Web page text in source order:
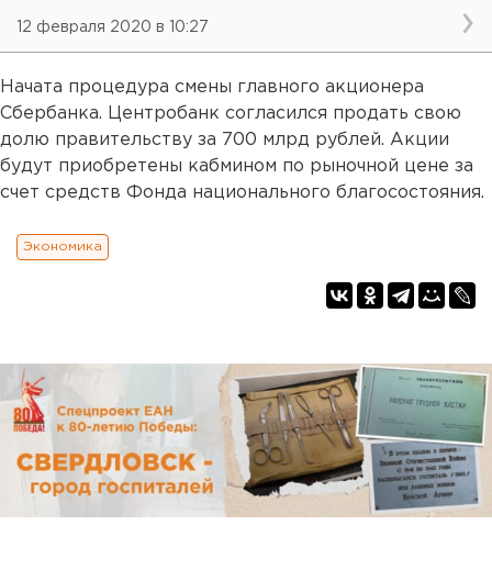
12 февраля 2020 в 10:27
Начата процедура смены главного акционера
Сбербанка. Центробанк согласился продать свою
долю правительству за 700 млрд рублей. Акции
будут приобретены кабмином по рыночной цене за
счет средств Фонда национального благосостояния.
Экономика